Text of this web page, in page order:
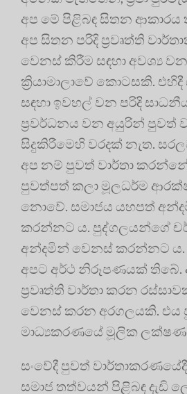
අප මේ පිළිබඳ සිතන
අප සිතන පරිදි ප්‍රවෘත්ති
වෙනස් කිරීම සඳහා අවශ්‍ය
ක්‍රියාමාලාවේ කොටසකි.
සඳහා ඉවහල් වන පරිදි
ප්‍රවර්ධනය වන අයුරින් පුවත්
සිදුකිරීමෙහි වරදක් නැත.
අප නම් පුවත් වාර්තා
පුවත්පත් කලා මූලධර්ම
නොවේ. සමාජය යහපත්
කරන්නට ය. පුද්ගලයන්ගේ
අන්දමින් වෙනස් කරන්නට
අපට අර්ථ නිරූපණයක් තිබේ.
ප්‍රවෘත්ති වාර්තා කරන
වෙනස් කරන අරගලයකි. එය
මාධ්‍යකරණයේ මූලික
සංවේදී පුවත්
සමාජ තත්වයන් පිළිබඳ දැඩි